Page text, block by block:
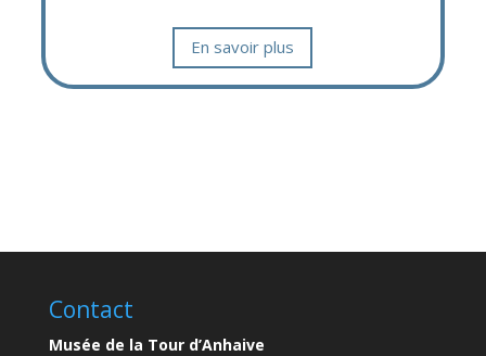
En savoir plus
Contact
Musée de la Tour d’Anhaive